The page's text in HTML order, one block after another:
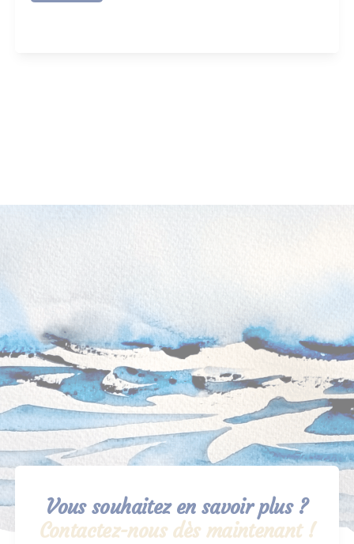
Vous souhaitez en savoir plus ?
Contactez-nous dès maintenant !